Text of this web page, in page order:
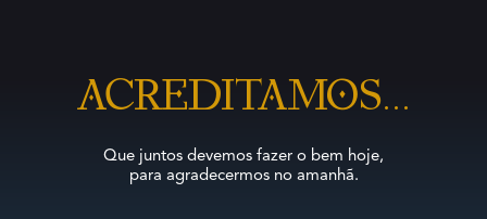
ACREDITAMOS...
Que juntos devemos fazer o bem hoje,
para agradecermos no amanhã.